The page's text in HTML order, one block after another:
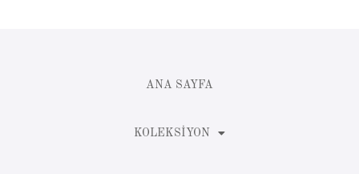
ANA SAYFA
KOLEKSIYON